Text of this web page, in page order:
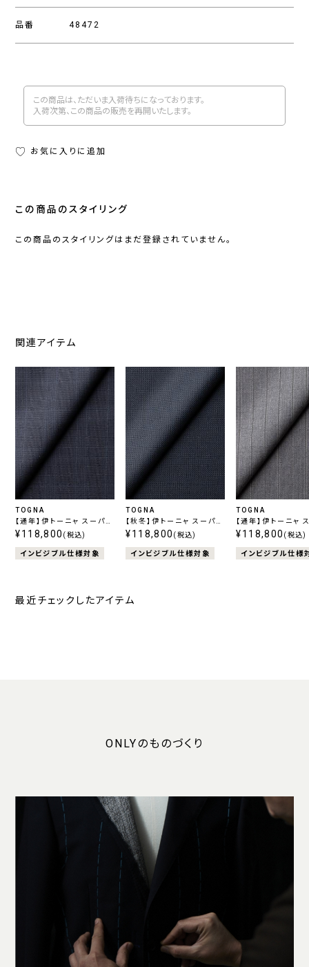
品番 48472
この商品は、ただいま入荷待ちになっております。
入荷次第、この商品の販売を再開いたします。
お気に入りに追加
この商品のスタイリング
この商品のスタイリングはまだ登録されていません。
関連アイテム
TOGNA
【通年】伊トーニャ スーパー
120's エストラート ストレ
ー
¥118,800 (税込)
インビジブル仕様対象
TOGNA
【秋冬】伊トーニャ スーパー
120's エストラート ストレ
¥118,800 (税込)
インビジブル仕様対象
TOGNA
【通年】伊トーニャ
120's エストラート
¥118,800 (税込)
インビジブル仕様
最近チェックしたアイテム
ONLYのものづくり